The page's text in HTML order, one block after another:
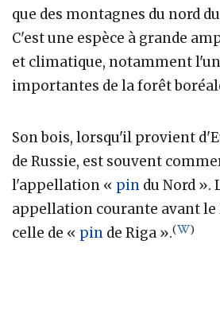
que des montagnes du nord
C'est une espèce à grande
et climatique, notamment
importantes de la forêt
Son bois, lorsqu'il provient
de Russie, est souvent
l'appellation « pin du Nord ».
appellation courante avant le
celle de « pin de Riga ».( )